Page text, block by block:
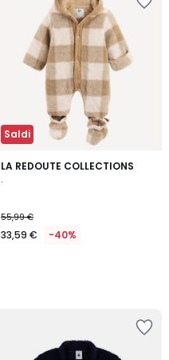
Saldi
LA REDOUTE COLLECTIONS
.
55,99 €
33,59 € -40%